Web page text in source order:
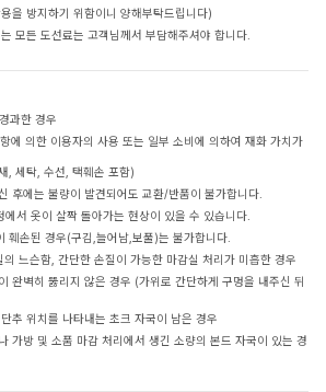
을 방지하기 위함이니 양해부탁드립니다)
모든 도선료는 고객님께서 부담해주셔야 합니다.
과한 경우
에 의한 이용자의 사용 또는 일부 소비에 의하여 재화 가치가
, 세탁, 수선, 택훼손 포함)
후에는 불량이 발견되어도 교환/반품이 불가합니다.
서 옷이 살짝 돌아가는 현상이 있을 수 있습니다.
훼손된 경우(구김,늘어남,보풀)는 불가합니다.
느슨함, 간단한 손질이 가능한 마감실 처리가 미흡한 경우
완벽히 뚫리지 않은 경우 (가위로 간단하게 구멍을 내주신 뒤
추 위치를 나타내는 초크 자국이 남은 경우
가방 및 소품 마감 처리에서 생긴 소량의 본드 자국이 있는 경